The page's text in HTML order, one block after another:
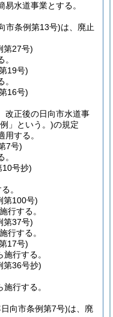
水道事業とする。
市条例第13号)は、廃止
第27号)
19号)
16号)
改正後の日向市水道事
」という。)の規定
する。
7号)
10号抄)
。
第100号)
行する。
第37号)
行する。
17号)
行する。
第36号抄)
行する。
向市条例第7号)は、廃